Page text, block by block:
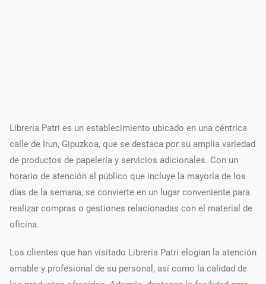
Libreria Patri es un establecimiento ubicado en una céntrica
calle de Irun, Gipuzkoa, que se destaca por su amplia variedad
de productos de papelería y servicios adicionales. Con un
horario de atención al público que incluye la mayoría de los
días de la semana, se convierte en un lugar conveniente para
realizar compras o gestiones relacionadas con el material de
oficina.
Los clientes que han visitado Libreria Patri elogian la atención
amable y profesional de su personal, así como la calidad de